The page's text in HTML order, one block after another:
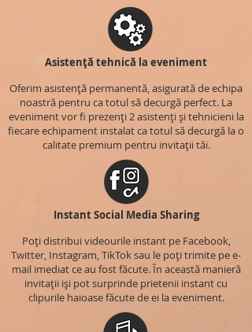
Asistență tehnică la eveniment
Oferim asistență permanentă, asigurată de echipa
noastră pentru ca totul să decurgă perfect. La
eveniment vor fi prezenți 2 asistenți și tehnicieni la
fiecare echipament instalat ca totul să decurgă la o
calitate premium pentru invitații tăi.
Instant Social Media Sharing
Poți distribui videourile instant pe Facebook,
Twitter, Instagram, TikTok sau le poți trimite pe e-
mail imediat ce au fost făcute. În această manieră
invitații iși pot surprinde prietenii instant cu
clipurile haioase făcute de ei la eveniment.